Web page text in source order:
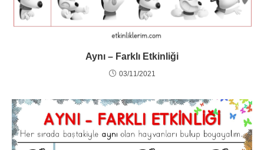
Aynı – Farklı Etkinliği
03/11/2021